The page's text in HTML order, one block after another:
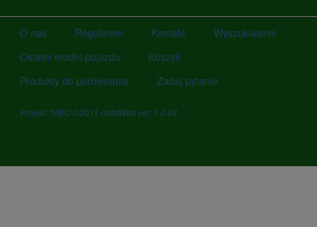
O nas Regulamin Kontakt
Wyszukiwanie
Ostatni model pojazdu
Koszyk
Produkty do porównania
Zadaj pytanie
Projekt: NIKO ©2017 dataWeb ver. 1.0.84